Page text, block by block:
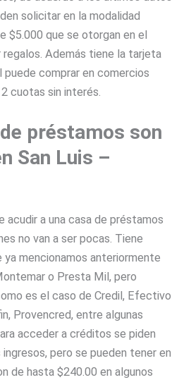
solicitar en la modalidad
$5.000 que se otorgan en el
Además tiene la tarjeta
comprar en comercios
cuotas sin interés.
préstamos son
San Luis –
acudir a una casa de préstamos
no van a ser pocas. Tiene
ya mencionamos anteriormente
o Presta Mil, pero
es el caso de Credil, Efectivo
Provencred, entre algunas
acceder a créditos se piden
pero se pueden tener en
de hasta $240.00 en algunos